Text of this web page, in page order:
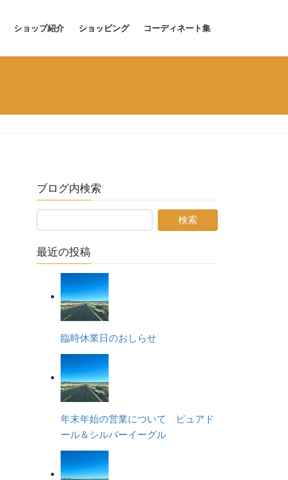
ショップ紹介 ショッピング コーディネート集
ブログ内検索
最近の投稿
臨時休業日のおしらせ
年末年始の営業について ピュアド
ール＆シルバーイーグル